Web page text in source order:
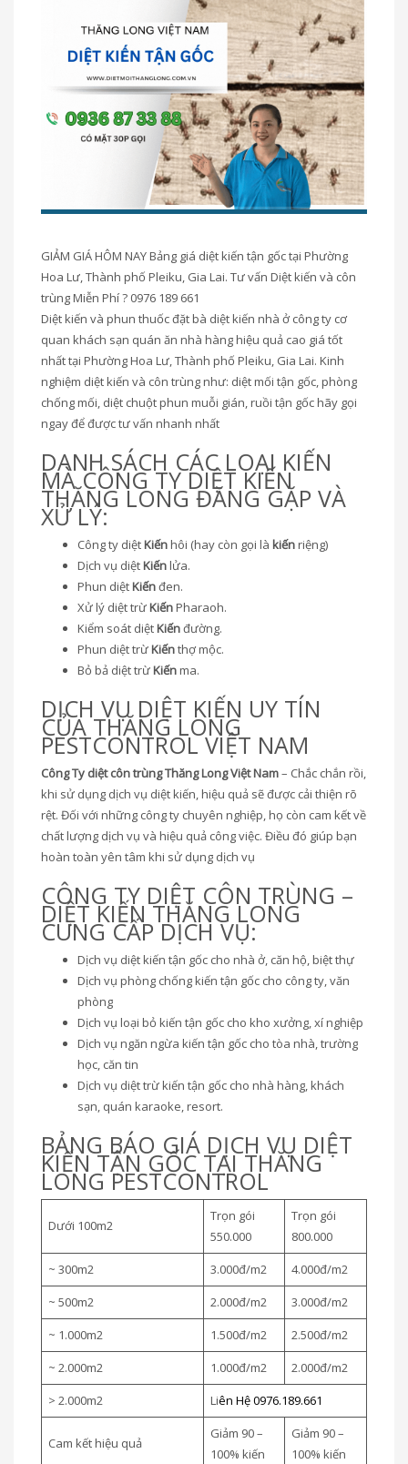
GIẢM GIÁ HÔM NAY Bảng giá diệt kiến tận gốc tại Phường
Hoa Lư, Thành phố Pleiku, Gia Lai. Tư vấn Diệt kiến và côn
trùng Miễn Phí ? 0976 189 661
Diệt kiến và phun thuốc đặt bà diệt kiến nhà ở công ty cơ
quan khách sạn quán ăn nhà hàng hiệu quả cao giá tốt
nhất tại Phường Hoa Lư, Thành phố Pleiku, Gia Lai. Kinh
nghiệm diệt kiến và côn trùng như: diệt mối tận gốc, phòng
chống mối, diệt chuột phun muỗi gián, ruồi tận gốc hãy gọi
ngay để được tư vấn nhanh nhất
DANH SÁCH CÁC LOẠI KIẾN
MÀ CÔNG TY DIỆT KIẾN
THĂNG LONG ĐĂNG GẶP VÀ
XỬ LÝ:
Công ty diệtKiếnhôi (hay còn gọi là kiếnriệng)
Dịch vụ diệtKiếnlửa.
Phun diệtKiếnđen.
Xử lý diệt trừKiếnPharaoh.
Kiểm soát diệtKiếnđường.
Phun diệt trừKiếnthợ mộc.
Bỏ bả diệt trừKiếnma.
DỊCH VỤ DIỆT KIẾN UY TÍN
CỦA THĂNG LONG
PESTCONTROL VIỆT NAM
Công Ty diệt côn trùng Thăng Long Việt Nam– Chắc chắn rồi,
khi sử dụng dịch vụ diệt kiến, hiệu quả sẽ được cải thiện rõ
rệt. Đối với những công ty chuyên nghiệp, họ còn cam kết về
chất lượng dịch vụ và hiệu quả công việc. Điều đó giúp bạn
hoàn toàn yên tâm khi sử dụng dịch vụ
CÔNG TY DIỆT CÔN TRÙNG –
DIỆT KIẾN THĂNG LONG
CUNG CẤP DỊCH VỤ:
Dịch vụ diệt kiến tận gốc cho nhà ở, căn hộ, biệt thự
Dịch vụ phòng chống kiến tận gốc cho công ty, văn
phòng
Dịch vụ loại bỏ kiến tận gốc cho kho xưởng, xí nghiệp
Dịch vụ ngăn ngừa kiến tận gốc cho tòa nhà, trường
học, căn tin
Dịch vụ diệt trừ kiến tận gốc cho nhà hàng, khách
sạn, quán karaoke, resort.
BẢNG BÁO GIÁ DỊCH VỤ DIỆT
KIẾN TẬN GỐC TẠI THĂNG
LONG PESTCONTROL
Dưới 100m2
Trọn gói
550.000
Trọn gói
800.000
~ 300m2
3.000đ/m2
4.000đ/m2
~ 500m2
2.000đ/m2
3.000đ/m2
~ 1.000m2
1.500đ/m2
2.500đ/m2
~ 2.000m2
1.000đ/m2
2.000đ/m2
> 2.000m2
Liên Hệ 0976.189.661
Cam kết hiệu quả
Giảm 90 –
100% kiến
Giảm 90 –
100% kiến